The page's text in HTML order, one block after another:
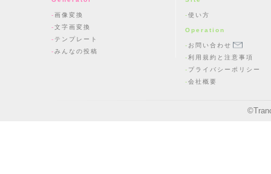
画像変換
文字画変換
テンプレート
みんなの投稿
使い方
Operation
お問い合わせ
利用規約と注意事項
プライバシーポリシー
会社概要
©